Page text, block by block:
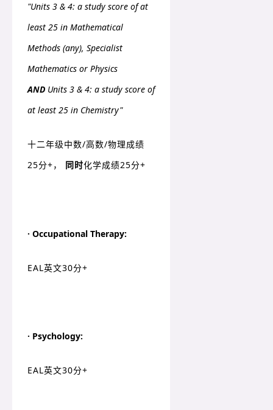
"Units 3 & 4: a study score of at
least 25 in Mathematical
Methods (any), Specialist
Mathematics or Physics
AND Units 3 & 4: a study score of
at least 25 in Chemistry"
十二年级中数/高数/物理成绩
25分+， 同时化学成绩25分+
· Occupational Therapy:
EAL英文30分+
· Psychology:
EAL英文30分+